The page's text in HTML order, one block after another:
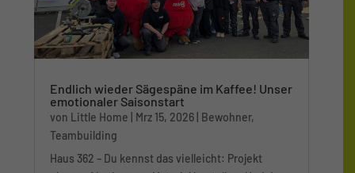
Endlich wieder Sägespäne im Kaffee! Unser
emotionaler Saisonstart
von Little Home Mrz 15, 2026 Bewohner,
Teambuilding
Haus 362 – Du kennst das vielleicht: Projekt